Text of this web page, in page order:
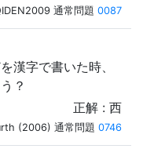
通常問題 0087
漢字で書いた時、
？
正解 : 西
(2006) 通常問題 0746